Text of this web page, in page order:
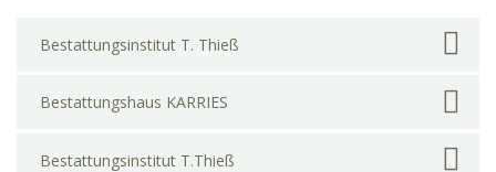
Bestattungsinstitut T. Thieß
Bestattungshaus KARRIES
Bestattungsinstitut T.Thieß